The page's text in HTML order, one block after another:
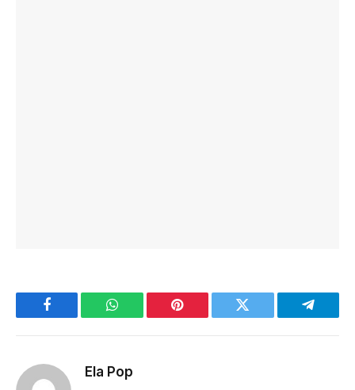
Facebook WhatsApp Pinterest Twitter
Ela Pop